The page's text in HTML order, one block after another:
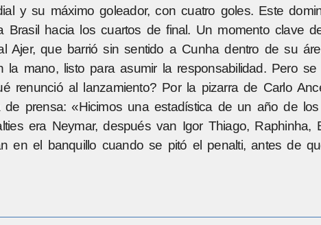
y su máximo goleador, con cuatro goles. Este
hacia los cuartos de final. Un momento clave
Ajer, que barrió sin sentido a Cunha dentro de su
mano, listo para asumir la responsabilidad. Pero
renunció al lanzamiento? Por la pizarra de Carlo
prensa: «Hicimos una estadística de un año de
era Neymar, después van Igor Thiago, Raphinha,
en el banquillo cuando se pitó el penalti, antes de